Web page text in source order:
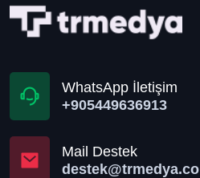
WhatsApp İletişim
+905449636913
Mail Destek
destek@trmedya.co